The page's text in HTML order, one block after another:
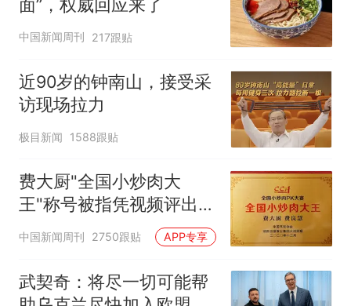
面”，权威回应来了
中国新闻周刊 217跟贴
近90岁的钟南山，接受采
访现场拉力
极目新闻 1588跟贴
费大厨"全国小炒肉大
王"称号被指凭视频评出
官方回应
中国新闻周刊 2750跟贴 APP专享
武契奇：将尽一切可能帮